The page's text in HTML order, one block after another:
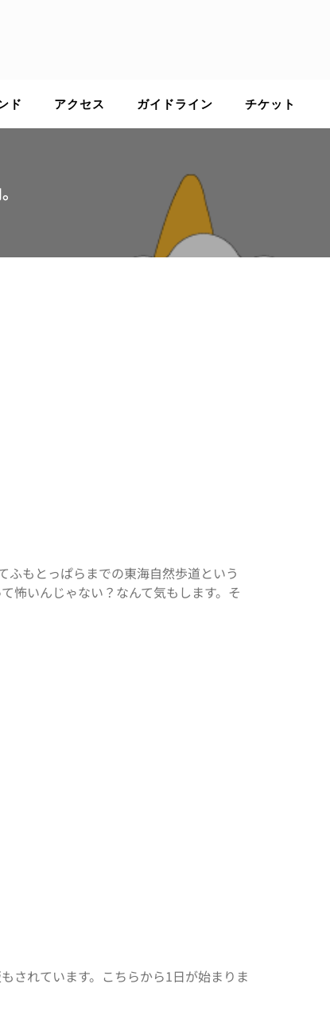
ド アクセス ガイドライン チケット
ふもとっぱらまでの東海自然歩道という
怖いんじゃない？なんて気もします。そ
されています。こちらから1日が始まりま